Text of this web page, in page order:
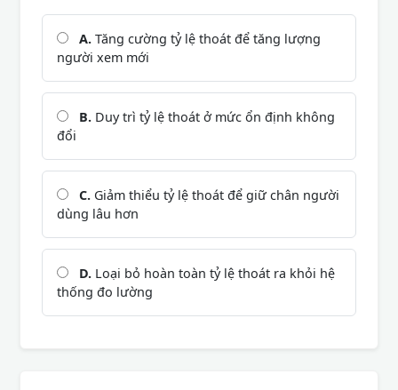
A. Tăng cường tỷ lệ thoát để tăng lượng
người xem mới
B. Duy trì tỷ lệ thoát ở mức ổn định không
đổi
C. Giảm thiểu tỷ lệ thoát để giữ chân người
dùng lâu hơn
D. Loại bỏ hoàn toàn tỷ lệ thoát ra khỏi hệ
thống đo lường